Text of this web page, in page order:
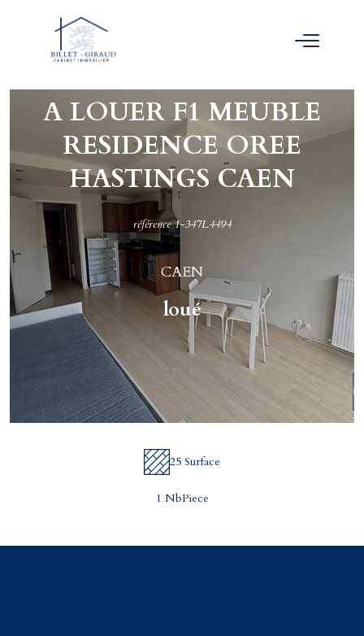
A LOUER F1 MEUBLE
RESIDENCE OREE
HASTINGS CAEN
référence 1-347L4494
CAEN
loué
25 Surface
1 NbPiece